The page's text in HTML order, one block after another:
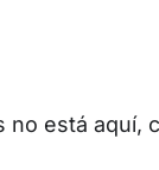
no está